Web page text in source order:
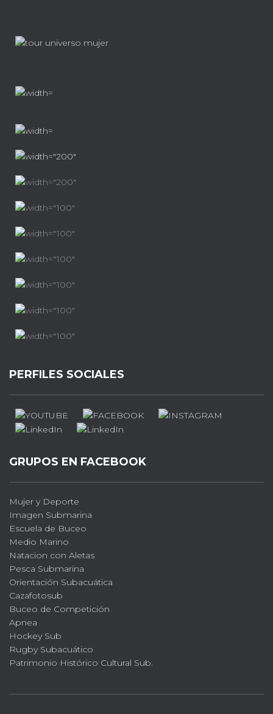
PERFILES SOCIALES
GRUPOS EN FACEBOOK
Mujer y Deporte
Imagen Submarina
Escuela de Buceo
Medio Marino
Natacion con Aletas
Pesca Submarina
Orientación Subacuática
Cazafotosub
Buceo de Competición
Apnea
Hockey Sub
Rugby Subacuático
Patrimonio Histórico Cultural Sub.